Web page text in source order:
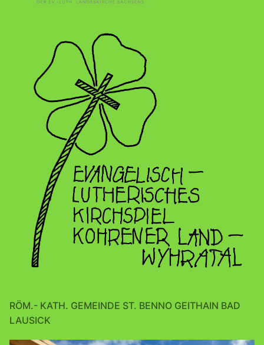
RÖM.- KATH. GEMEINDE ST. BENNO GEITHAIN BAD
LAUSICK